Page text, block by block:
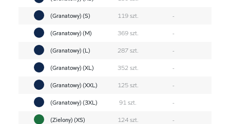
(Granatowy) (S)
119 szt.
-
(Granatowy) (M)
369 szt.
-
(Granatowy) (L)
287 szt.
-
(Granatowy) (XL)
352 szt.
-
(Granatowy) (XXL)
125 szt.
-
(Granatowy) (3XL)
91 szt.
-
(Zielony) (XS)
124 szt.
-